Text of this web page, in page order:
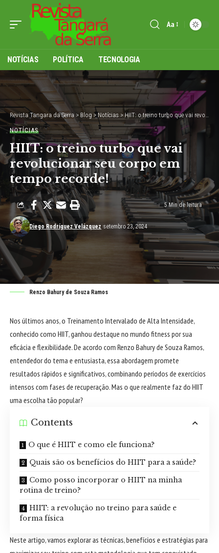
Font
Aa
NOTÍCIAS POLÍTICA TECNOLOGIA
Revista Tangara da Serra > Blog >Notícias >HIIT: o treino turbo que vai revolucionar seu corpo em tempo recorde!
NOTÍCIAS
HIIT: o treino turbo que vai
revolucionar seu corpo em
tempo recorde!
Diego Rodríguez Velázquez setembro 23, 2024
5 Min de leitura
Renzo Bahury de Souza Ramos
Nos últimos anos, o Treinamento Intervalado de Alta Intensidade,
conhecido como HIIT, ganhou destaque no mundo fitness por sua
eficácia e flexibilidade. De acordo com Renzo Bahury de Souza Ramos,
entendedor do tema e entusiasta, essa abordagem promete
resultados rápidos e significativos, combinando períodos de exercícios
intensos com fases de recuperação. Mas o que realmente faz do HIIT
uma escolha tão popular?
Contents
O que é HIIT e como ele funciona?
Quais são os benefícios do HIIT para a saúde?
Como posso incorporar o HIIT na minha
rotina de treino?
HIIT: a revolução no treino para saúde e
forma física
Neste artigo, vamos explorar as técnicas, benefícios e estratégias para